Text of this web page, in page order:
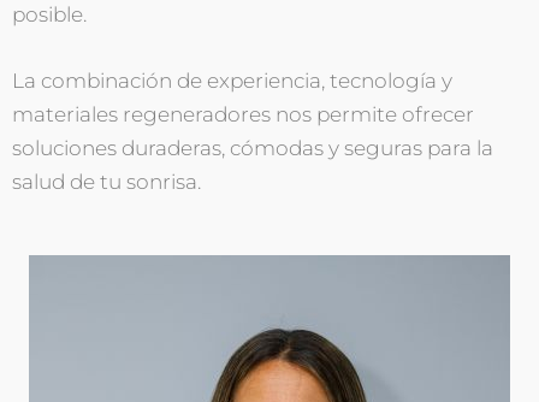
posible.
La combinación de experiencia, tecnología y
materiales regeneradores nos permite ofrecer
soluciones duraderas, cómodas y seguras para la
salud de tu sonrisa.